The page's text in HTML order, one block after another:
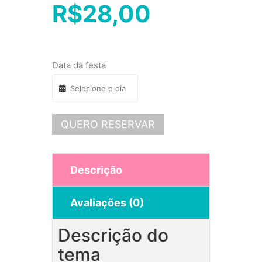
R$28,00
Data da festa
QUERO RESERVAR
Descrição
Avaliações (0)
Descrição do
tema